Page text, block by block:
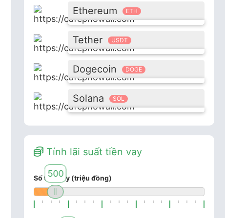
Ethereum ETH
Tether USDT
Dogecoin DOGE
Solana SOL
Tính lãi suất tiền vay
Số tiền vay (triệu đồng)
500